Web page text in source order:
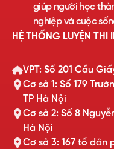
giúp người học
nghiệp và cuộc
HỆ THỐNG LUYỆN THI
VPT: Số 201 Cầu
Cơ sở 1: Số 179
TP Hà Nội
Cơ sở 2: Số 8
Hà Nội
Cơ sở 3: 167 tổ dân